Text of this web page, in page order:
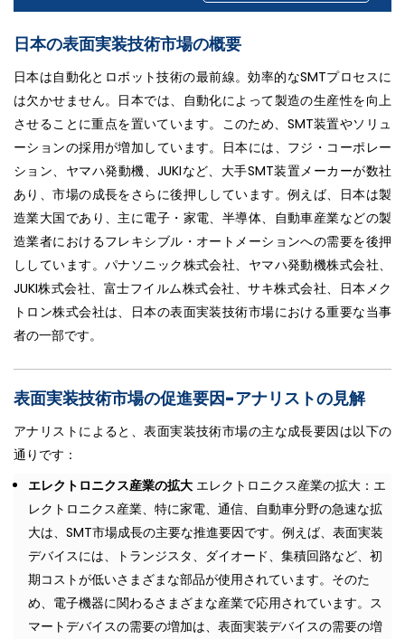
日本の表面実装技術市場の概要
日本は自動化とロボット技術の最前線。効率的なSMTプロセスに
は欠かせません。日本では、自動化によって製造の生産性を向上
させることに重点を置いています。このため、SMT装置やソリュ
ーションの採用が増加しています。日本には、フジ・コーポレー
ション、ヤマハ発動機、JUKIなど、大手SMT装置メーカーが数社
あり、市場の成長をさらに後押ししています。例えば、日本は製
造業大国であり、主に電子・家電、半導体、自動車産業などの製
造業者におけるフレキシブル・オートメーションへの需要を後押
ししています。パナソニック株式会社、ヤマハ発動機株式会社、
JUKI株式会社、富士フイルム株式会社、サキ株式会社、日本メク
トロン株式会社は、日本の表面実装技術市場における重要な当事
者の一部です。
表面実装技術市場の促進要因-アナリストの見解
アナリストによると、表面実装技術市場の主な成長要因は以下の
通りです：
エレクトロニクス産業の拡大 エレクトロニクス産業の拡大：エ
レクトロニクス産業、特に家電、通信、自動車分野の急速な拡
大は、SMT市場成長の主要な推進要因です。例えば、表面実装
デバイスには、トランジスタ、ダイオード、集積回路など、初
期コストが低いさまざまな部品が使用されています。そのた
め、電子機器に関わるさまざまな産業で応用されています。ス
マートデバイスの需要の増加は、表面実装デバイスの需要の増